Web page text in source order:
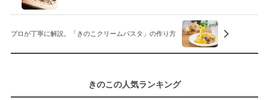
プロが丁寧に解説。「きのこクリームパスタ」の作り方
きのこの人気ランキング